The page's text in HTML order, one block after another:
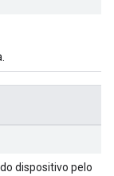
dispositivo pelo